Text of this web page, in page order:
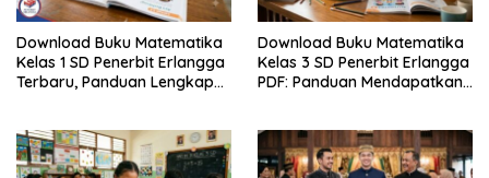
Download Buku Matematika
Kelas 1 SD Penerbit Erlangga
Terbaru, Panduan Lengkap
Legal
Download Buku Matematika
Kelas 3 SD Penerbit Erlangga
PDF: Panduan Mendapatkan